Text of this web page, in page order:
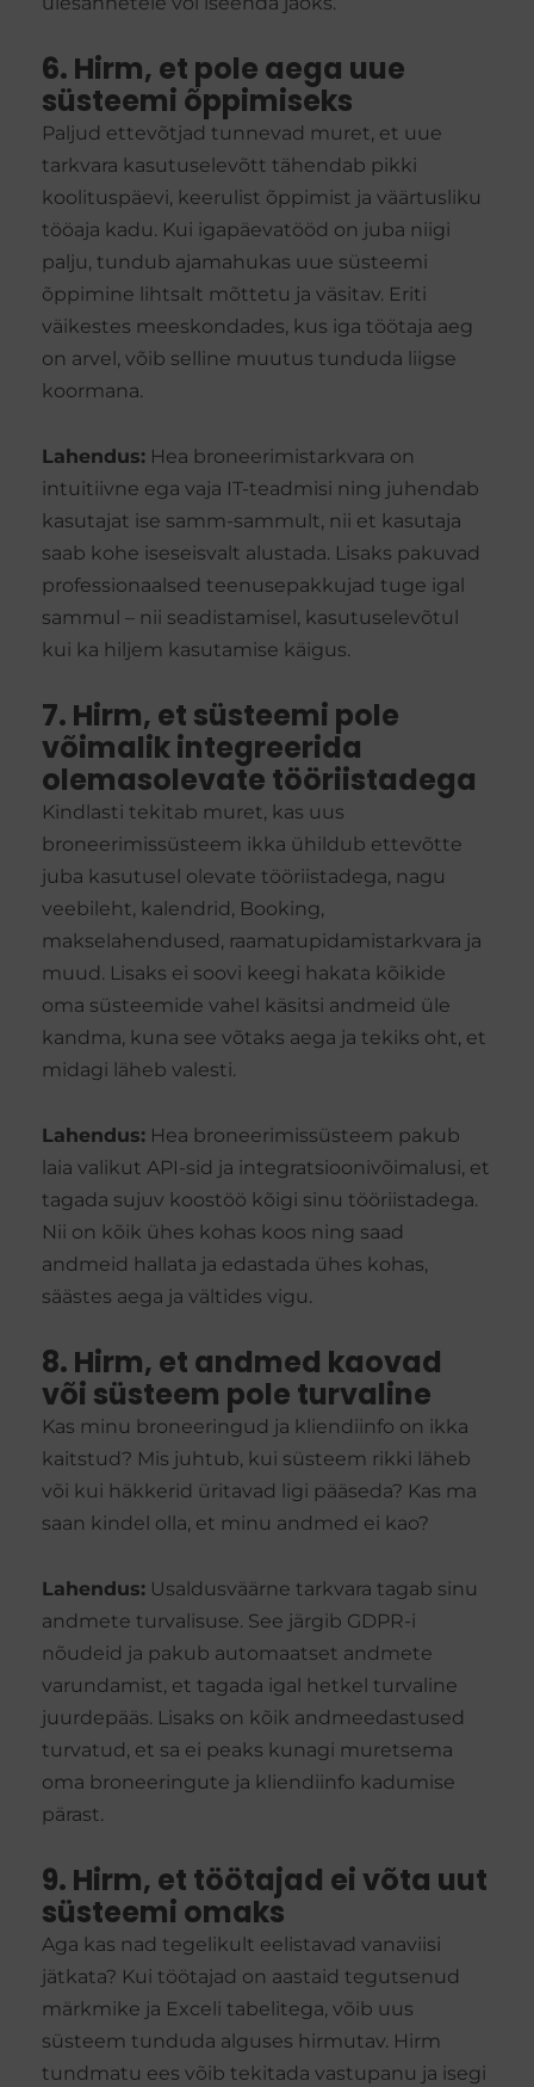
6. Hirm, et pole aega uue
süsteemi õppimiseks
Paljud ettevõtjad tunnevad muret, et uue
tarkvara kasutuselevõtt tähendab pikki
koolituspäevi, keerulist õppimist ja väärtusliku
tööaja kadu. Kui igapäevatööd on juba niigi
palju, tundub ajamahukas uue süsteemi
õppimine lihtsalt mõttetu ja väsitav. Eriti
väikestes meeskondades, kus iga töötaja aeg
on arvel, võib selline muutus tunduda liigse
koormana.
Lahendus: Hea broneerimistarkvara on
intuitiivne ega vaja IT-teadmisi ning juhendab
kasutajat ise samm-sammult, nii et kasutaja
saab kohe iseseisvalt alustada. Lisaks pakuvad
professionaalsed teenusepakkujad tuge igal
sammul – nii seadistamisel, kasutuselevõtul
kui ka hiljem kasutamise käigus.
7. Hirm, et süsteemi pole
võimalik integreerida
olemasolevate tööriistadega
Kindlasti tekitab muret, kas uus
broneerimissüsteem ikka ühildub ettevõtte
juba kasutusel olevate tööriistadega, nagu
veebileht, kalendrid, Booking,
makselahendused, raamatupidamistarkvara ja
muud. Lisaks ei soovi keegi hakata kõikide
oma süsteemide vahel käsitsi andmeid üle
kandma, kuna see võtaks aega ja tekiks oht, et
midagi läheb valesti.
Lahendus: Hea broneerimissüsteem pakub
laia valikut API-sid ja integratsioonivõimalusi, et
tagada sujuv koostöö kõigi sinu tööriistadega.
Nii on kõik ühes kohas koos ning saad
andmeid hallata ja edastada ühes kohas,
säästes aega ja vältides vigu.
8. Hirm, et andmed kaovad
või süsteem pole turvaline
Kas minu broneeringud ja kliendiinfo on ikka
kaitstud? Mis juhtub, kui süsteem rikki läheb
või kui häkkerid üritavad ligi pääseda? Kas ma
saan kindel olla, et minu andmed ei kao?
Lahendus: Usaldusväärne tarkvara tagab sinu
andmete turvalisuse. See järgib GDPR-i
nõudeid ja pakub automaatset andmete
varundamist, et tagada igal hetkel turvaline
juurdepääs. Lisaks on kõik andmeedastused
turvatud, et sa ei peaks kunagi muretsema
oma broneeringute ja kliendiinfo kadumise
pärast.
9. Hirm, et töötajad ei võta uut
süsteemi omaks
Aga kas nad tegelikult eelistavad vanaviisi
jätkata? Kui töötajad on aastaid tegutsenud
märkmike ja Exceli tabelitega, võib uus
süsteem tunduda alguses hirmutav. Hirm
tundmatu ees võib tekitada vastupanu ja isegi